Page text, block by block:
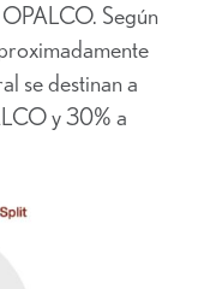
Según
se destinan a
y 30% a